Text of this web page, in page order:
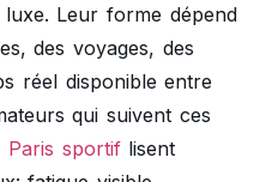
luxe. Leur forme dépend
des voyages, des
réel disponible entre
qui suivent ces
Paris sportiflisent